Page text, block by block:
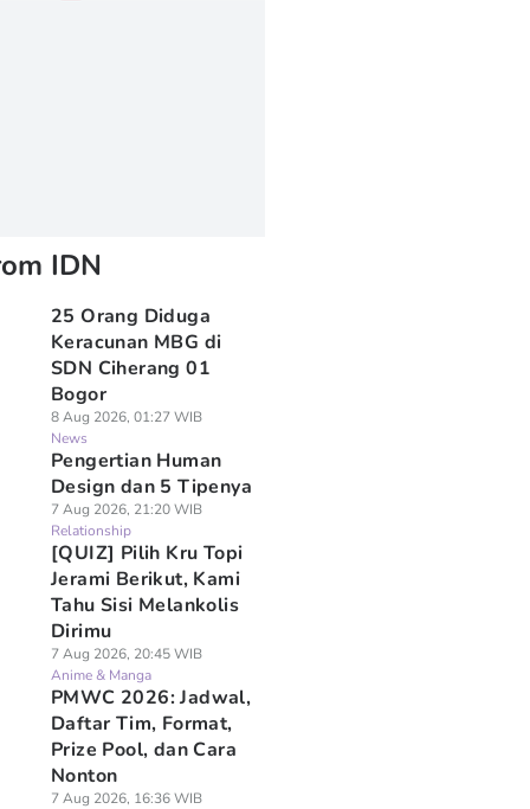
IDN
25 Orang Diduga
Keracunan MBG di
SDN Ciherang 01
Bogor
8 Aug 2026, 01:27 WIB
News
Pengertian Human
Design dan 5 Tipenya
7 Aug 2026, 21:20 WIB
Relationship
[QUIZ] Pilih Kru Topi
Jerami Berikut, Kami
Tahu Sisi Melankolis
Dirimu
7 Aug 2026, 20:45 WIB
Anime & Manga
PMWC 2026: Jadwal,
Daftar Tim, Format,
Prize Pool, dan Cara
Nonton
7 Aug 2026, 16:36 WIB